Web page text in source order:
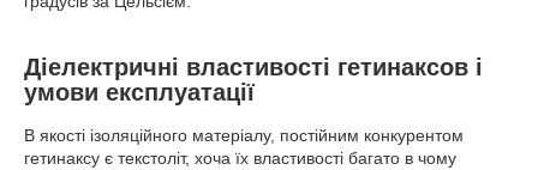
Діелектричні властивості гетинаксов і
умови експлуатації
В якості ізоляційного матеріалу, постійним конкурентом
гетинаксу є текстоліт, хоча їх властивості багато в чому